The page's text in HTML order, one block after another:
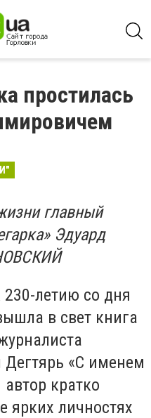
простилась
главный
Эдуард
230-летию со дня
в свет книга
«С именем
кратко
ярких личностях